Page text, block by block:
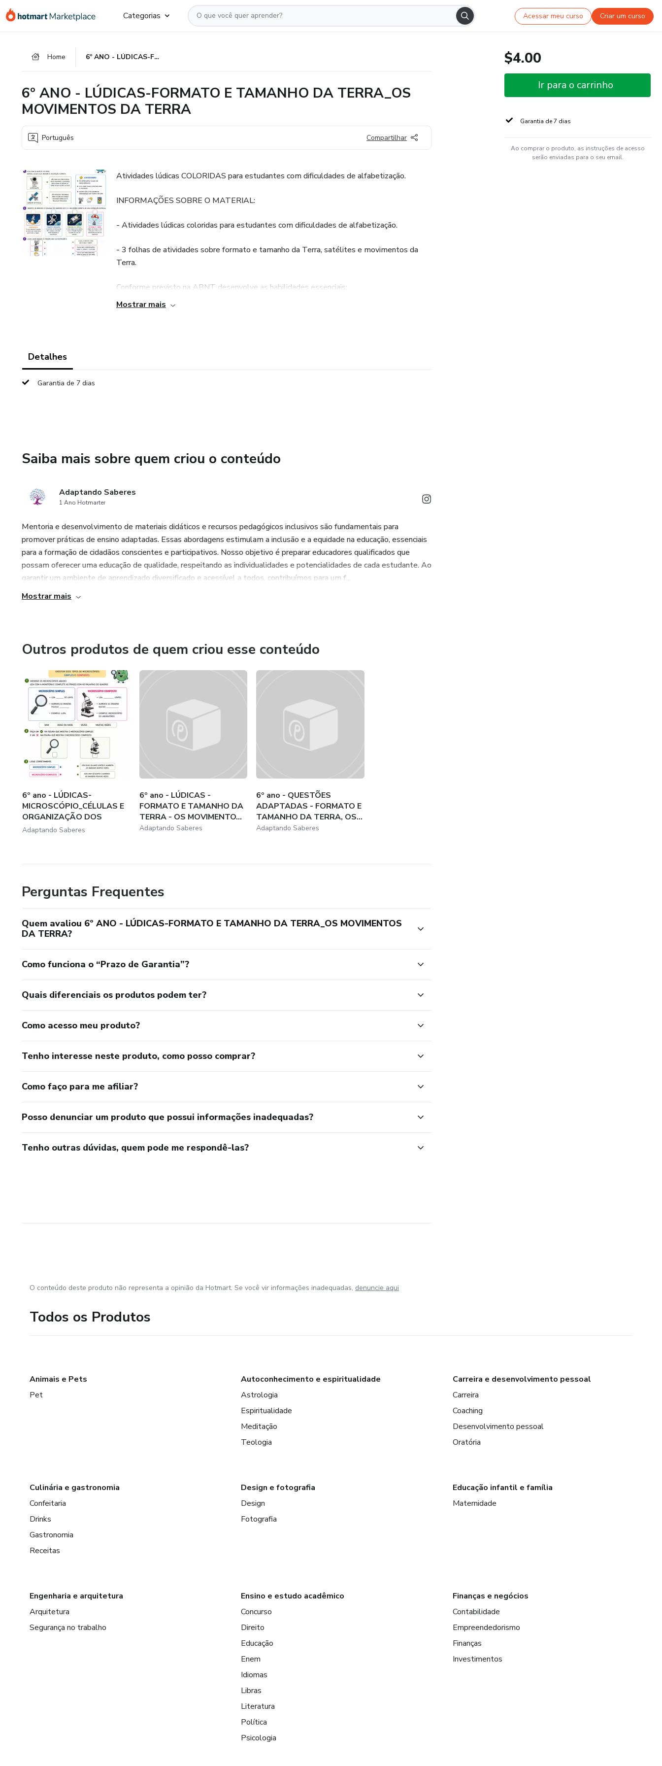
para
para
para
Categorias Acessar meu curso Criar um curso
Home 6º ANO - LÚDICAS-FORMATO E TAMANHO DA TERRA_OS MOVIMENTOS DA TERRA
6º ANO - LÚDICAS-FORMATO E TAMANHO DA TERRA_OS
MOVIMENTOS DA TERRA
Português Compartilhar
Atividades lúdicas COLORIDAS para estudantes com dificuldades de alfabetização.
INFORMAÇÕES SOBRE O MATERIAL:
- Atividades lúdicas coloridas para estudantes com dificuldades de alfabetização.
- 3 folhas de atividades sobre formato e tamanho da Terra, satélites e movimentos da
Terra.
Conforme previsto na ABNT desenvolve as habilidades essenciais:
- (EF05CI10) Identificar algumas constelações no céu, com o apoio de recursos, e os
culturas;
Mostrar mais
Detalhes
Garantia de 7 dias
Saiba mais sobre quem criou o conteúdo
Adaptando Saberes
1 Ano Hotmarter
Mentoria e desenvolvimento de materiais didáticos e recursos pedagógicos inclusivos são fundamentais para
promover práticas de ensino adaptadas. Essas abordagens estimulam a inclusão e a equidade na educação, essenciais
para a formação de cidadãos conscientes e participativos. Nosso objetivo é preparar educadores qualificados que
possam oferecer uma educação de qualidade, respeitando as individualidades e potencialidades de cada estudante. Ao
garantir um ambiente de aprendizado diversificado e acessível a todos, contribuímos para um f...
Mostrar mais
Outros produtos de quem criou esse conteúdo
6º ano - LÚDICAS-
MICROSCÓPIO_CÉLULAS E
ORGANIZAÇÃO DOS
SERES...
Adaptando Saberes
6º ano - LÚDICAS -
FORMATO E TAMANHO DA
TERRA - OS MOVIMENTO...
Adaptando Saberes
6º ano - QUESTÕES
ADAPTADAS - FORMATO E
TAMANHO DA TERRA, OS...
Adaptando Saberes
Perguntas Frequentes
Quem avaliou 6º ANO - LÚDICAS-FORMATO E TAMANHO DA TERRA_OS MOVIMENTOS
DA TERRA?
Como funciona o “Prazo de Garantia”?
Quais diferenciais os produtos podem ter?
Como acesso meu produto?
Tenho interesse neste produto, como posso comprar?
Como faço para me afiliar?
Posso denunciar um produto que possui informações inadequadas?
Tenho outras dúvidas, quem pode me respondê-las?
$4.00
Ir para o carrinho
Garantia de 7 dias
Ao comprar o produto, as instruções de acesso
serão enviadas para o seu email.
O conteúdo deste produto não representa a opinião da Hotmart. Se você vir informações inadequadas, denuncie aqui
Todos os Produtos
Animais e Pets
Pet
Autoconhecimento e espiritualidade
Astrologia
Espiritualidade
Meditação
Teologia
Carreira e desenvolvimento pessoal
Carreira
Coaching
Desenvolvimento pessoal
Oratória
Culinária e gastronomia
Confeitaria
Drinks
Gastronomia
Receitas
Design e fotografia
Design
Fotografia
Educação infantil e família
Maternidade
Engenharia e arquitetura
Arquitetura
Segurança no trabalho
Ensino e estudo acadêmico
Concurso
Direito
Educação
Enem
Idiomas
Libras
Literatura
Política
Psicologia
Finanças e negócios
Contabilidade
Empreendedorismo
Finanças
Investimentos